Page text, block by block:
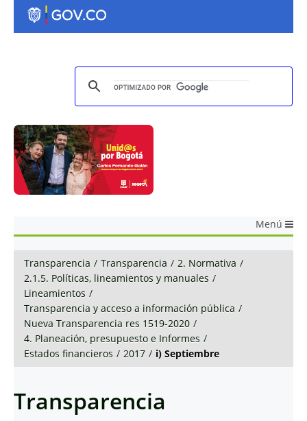
Menú
Transparencia / Transparencia / 2. Normativa /
2.1.5. Políticas, lineamientos y manuales /
Lineamientos /
Transparencia y acceso a información pública /
Nueva Transparencia res 1519-2020 /
4. Planeación, presupuesto e Informes /
Estados financieros / 2017 / i) Septiembre
Transparencia